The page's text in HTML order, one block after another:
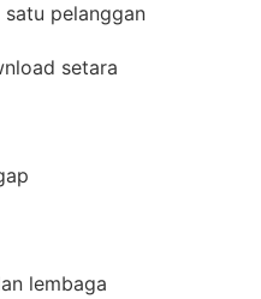
pelanggan
setara
lembaga